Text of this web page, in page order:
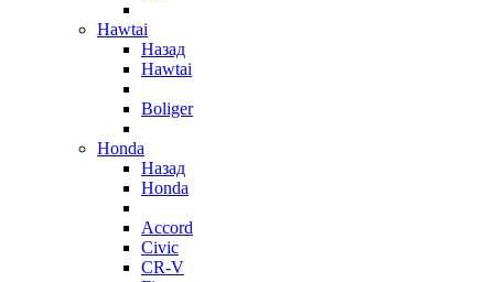
Hawtai
Назад
Hawtai
Boliger
Honda
Назад
Honda
Accord
Civic
CR-V